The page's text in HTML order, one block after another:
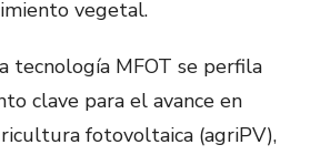
vegetal.
tecnología MFOT se perfila
clave para el avance en
fotovoltaica (agriPV),